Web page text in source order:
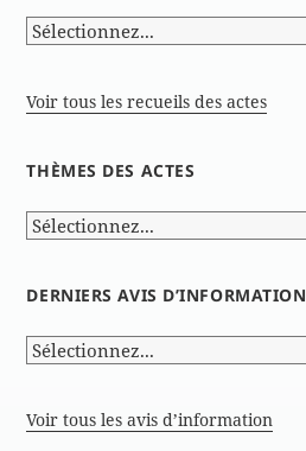
Voir tous les recueils des actes
THÈMES DES ACTES
DERNIERS AVIS D’INFORMATION
Voir tous les avis d’information